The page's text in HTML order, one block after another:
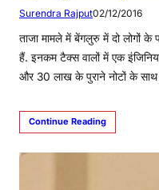
Surendra Rajput02/12/2016
ताजा मामले में बेंगलुरु में दो लोगों के
हैं. इनकम टैक्स वालों में एक
और 30 लाख के पुराने नोटों के साथ
Continue Reading